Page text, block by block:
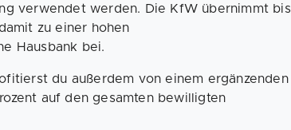
verwendet werden. Die KfW übernimmt bis
zu einer hohen
Hausbank bei.
du außerdem von einem ergänzenden
auf den gesamten bewilligten